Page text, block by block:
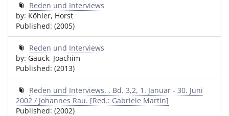
Reden und Interviews
by: Köhler, Horst
Published: (2005)
Reden und Interviews
by: Gauck, Joachim
Published: (2013)
Reden und Interviews. . Bd. 3,2, 1. Januar - 30. Juni
2002 / Johannes Rau. [Red.: Gabriele Martin]
Published: (2002)